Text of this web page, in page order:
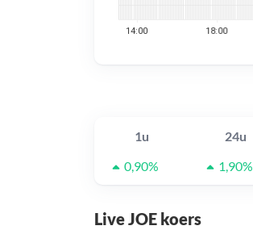
1u 24u
0,90%
1,90%
Live JOE koers